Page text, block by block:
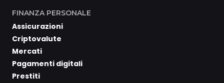
FINANZA PERSONALE
Assicurazioni
Criptovalute
Mercati
Pagamenti digitali
Prestiti